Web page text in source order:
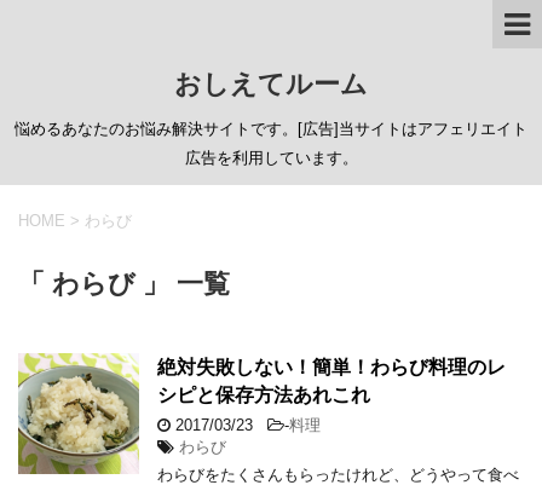
おしえてルーム
悩めるあなたのお悩み解決サイトです。[広告]当サイトはアフェリエイト
広告を利用しています。
HOME > わらび
「 わらび 」 一覧
絶対失敗しない！簡単！わらび料理のレ
シピと保存方法あれこれ
2017/03/23 -料理
わらび
わらびをたくさんもらったけれど、どうやって食べ